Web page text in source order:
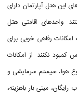
این هتل آپارتمان دارای
واحدهای اقامتی هتل
رفاهی خوبی برای
کمبود نکنند. از امکانات
هوا، سیستم سرمایشی و
مینی بار باهزینه،